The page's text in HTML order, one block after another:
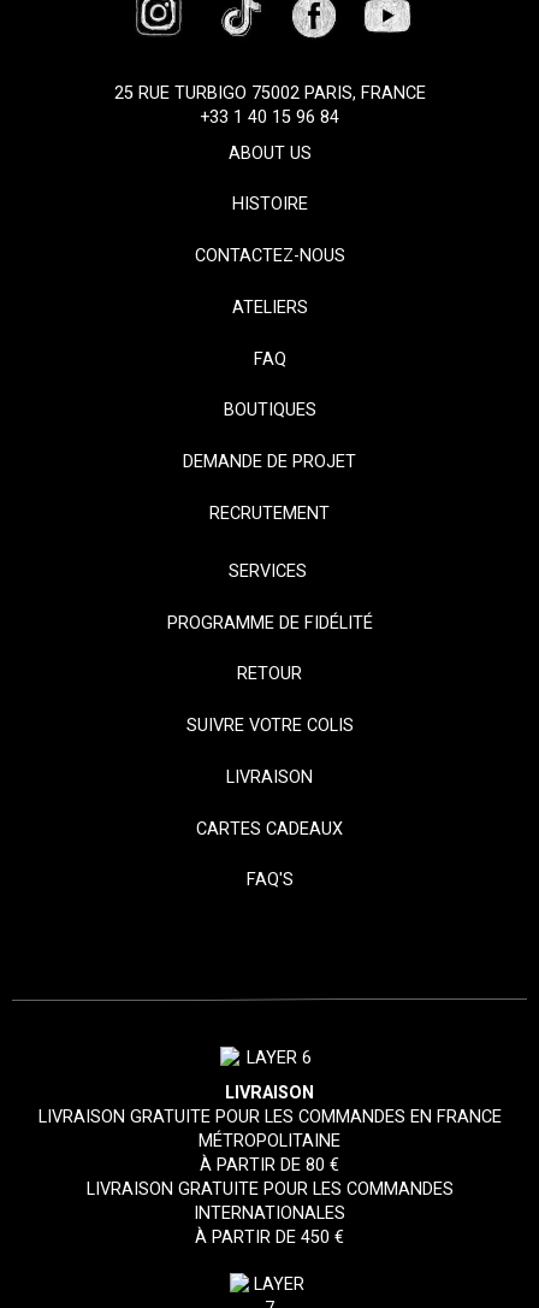
25 RUE TURBIGO 75002 PARIS, FRANCE
+33 1 40 15 96 84
ABOUT US
HISTOIRE
CONTACTEZ-NOUS
ATELIERS
FAQ
BOUTIQUES
DEMANDE DE PROJET
RECRUTEMENT
SERVICES
PROGRAMME DE FIDÉLITÉ
RETOUR
SUIVRE VOTRE COLIS
LIVRAISON
CARTES CADEAUX
FAQ'S
LIVRAISON
LIVRAISON GRATUITE POUR LES COMMANDES EN FRANCE
MÉTROPOLITAINE
À PARTIR DE 80 €
LIVRAISON GRATUITE POUR LES COMMANDES
INTERNATIONALES
À PARTIR DE 450 €